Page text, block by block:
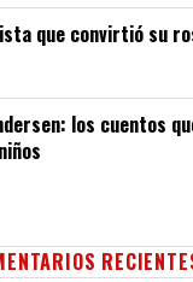
que convirtió su
los cuentos